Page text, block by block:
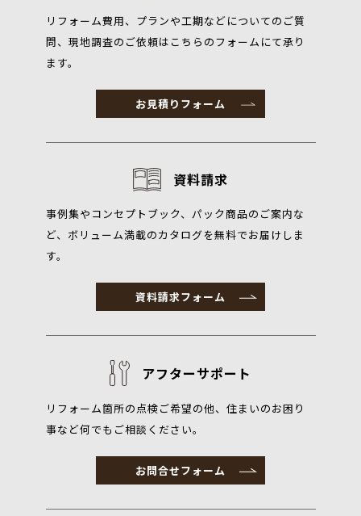
リフォーム費用、プランや工期などについてのご質
問、現地調査のご依頼はこちらのフォームにて承り
ます。
お見積りフォーム
資料請求
事例集やコンセプトブック、パック商品のご案内な
ど、ボリューム満載のカタログを無料でお届けしま
す。
資料請求フォーム
アフターサポート
リフォーム箇所の点検ご希望の他、住まいのお困り
事など何でもご相談ください。
お問合せフォーム